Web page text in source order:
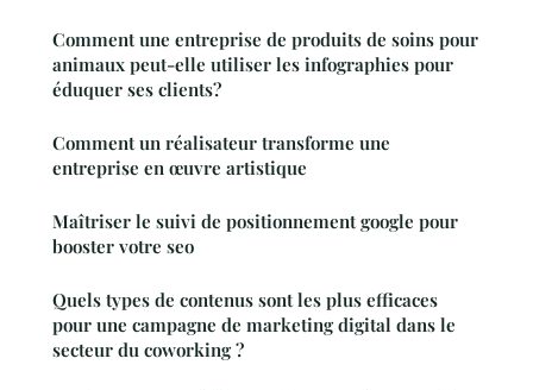
Comment une entreprise de produits de soins pour
animaux peut-elle utiliser les infographies pour
éduquer ses clients?
Comment un réalisateur transforme une
entreprise en œuvre artistique
Maîtriser le suivi de positionnement google pour
booster votre seo
Quels types de contenus sont les plus efficaces
pour une campagne de marketing digital dans le
secteur du coworking ?